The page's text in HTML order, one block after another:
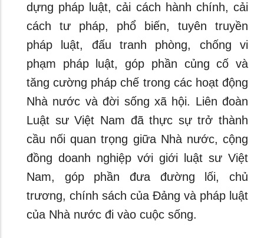
dựng pháp luật, cải cách hành chính, cải
cách tư pháp, phổ biến, tuyên truyền
pháp luật, đấu tranh phòng, chống vi
phạm pháp luật, góp phần củng cố và
tăng cường pháp chế trong các hoạt động
Nhà nước và đời sống xã hội. Liên đoàn
Luật sư Việt Nam đã thực sự trở thành
cầu nối quan trọng giữa Nhà nước, cộng
đồng doanh nghiệp với giới luật sư Việt
Nam, góp phần đưa đường lối, chủ
trương, chính sách của Đảng và pháp luật
của Nhà nước đi vào cuộc sống.